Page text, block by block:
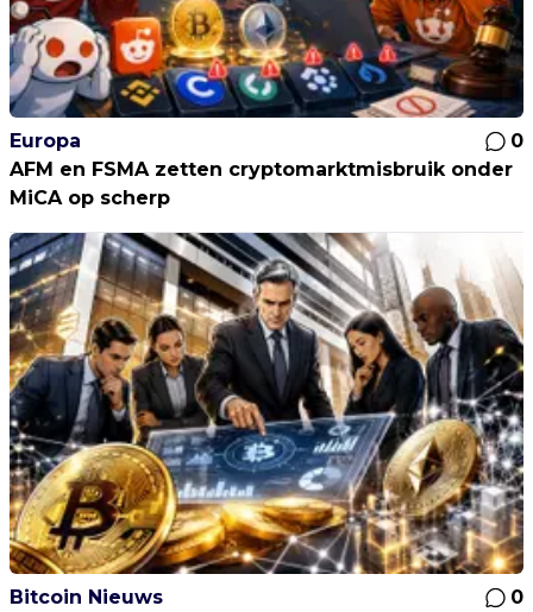
Europa
0
AFM en FSMA zetten cryptomarktmisbruik onder
MiCA op scherp
Bitcoin Nieuws
0